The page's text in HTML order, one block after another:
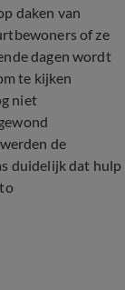
daken van
of ze
dagen wordt
te kijken
niet
de
duidelijk dat hulp